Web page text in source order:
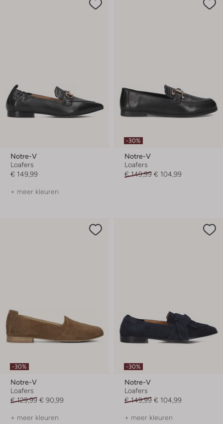
Notre-V
Loafers
€ 149,99
+ meer kleuren
-30%
Notre-V
Loafers
€ 149,99 € 104,99
-30%
Notre-V
Loafers
€ 129,99 € 90,99
+ meer kleuren
-30%
Notre-V
Loafers
€ 149,99 € 104,99
+ meer kleuren